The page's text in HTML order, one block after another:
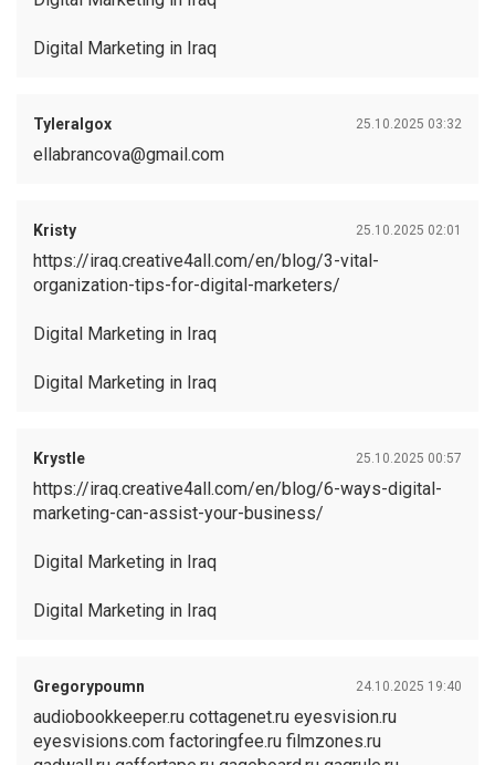
Digital Marketing in Iraq
Tyleralgox 25.10.2025 03:32
ellabrancova@gmail.com
Kristy 25.10.2025 02:01
https://iraq.creative4all.com/en/blog/3-vital-
organization-tips-for-digital-marketers/
Digital Marketing in Iraq
Digital Marketing in Iraq
Krystle 25.10.2025 00:57
https://iraq.creative4all.com/en/blog/6-ways-digital-
marketing-can-assist-your-business/
Digital Marketing in Iraq
Digital Marketing in Iraq
Gregorypoumn 24.10.2025 19:40
audiobookkeeper.ru cottagenet.ru eyesvision.ru
eyesvisions.com factoringfee.ru filmzones.ru